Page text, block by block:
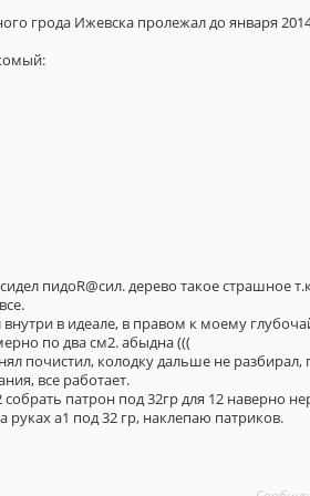
грода Ижевска пролежал до января
пидоR@сил. дерево такое страшное
внутри в идеале, в правом к моему
по два см2. абыдна (((
почистил, колодку дальше не
все работает.
патрон под 32гр для 12 наверно
руках а1 под 32 гр, наклепаю патриков.